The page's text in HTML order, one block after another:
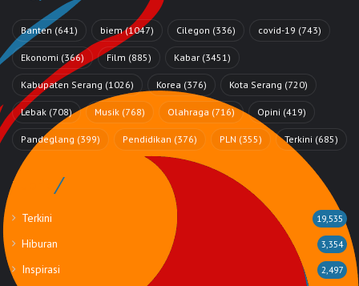
Banten (641) biem(1047) Cilegon (336) covid-19 (743)
Ekonomi (366) Film (885) Kabar (3451)
Kabupaten Serang (1026) Korea (376) Kota Serang (720)
Lebak (708) Musik (768) Olahraga (716) Opini (419)
Pandeglang (399) Pendidikan (376) PLN (355) Terkini (685)
Rubrik
Terkini 19,535
Hiburan 3,354
Inspirasi 2,497